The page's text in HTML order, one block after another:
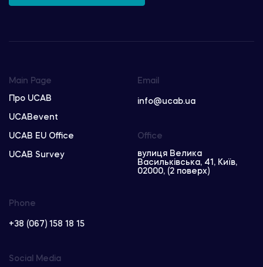
Main Page
Про UCAB
UCABevent
UCAB EU Office
UCAB Survey
Email
info@ucab.ua
Phone
+38 (067) 158 18 15
Office
вулиця Велика
Васильківська, 41, Київ,
02000, (2 поверх)
Social Media